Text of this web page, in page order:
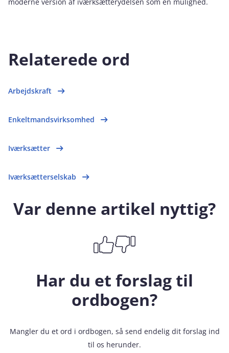
Relaterede ord
Arbejdskraft
Enkeltmandsvirksomhed
Iværksætter
Iværksætterselskab
Var denne artikel nyttig?
Har du et forslag til
ordbogen?
Mangler du et ord i ordbogen, så send endelig dit forslag ind
til os herunder.